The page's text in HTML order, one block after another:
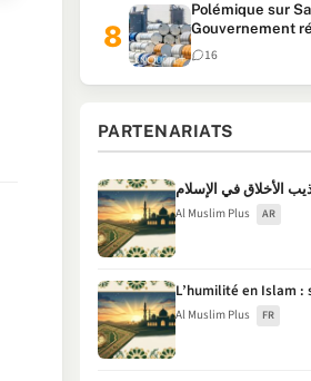
Polémique sur
Gouvernement
accusations et
milliards
16
PARTENARIATS
الأخلاق في الإسلام
Al Muslim Plus AR
L’humilité en Islam :
Al Muslim Plus FR